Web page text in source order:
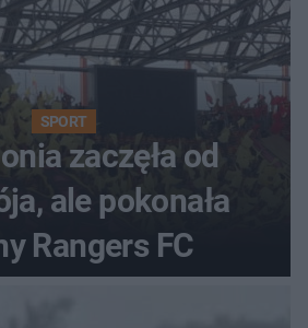
SPORT
zaczęła od
ale pokonała
Rangers FC